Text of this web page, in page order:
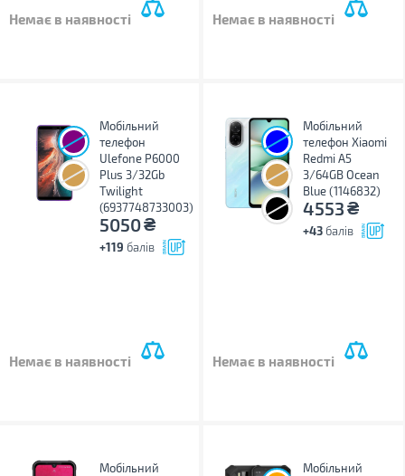
Немає в наявності Немає в наявності
Мобільний
телефон
Ulefone P6000
Plus 3/32Gb
Twilight
(6937748733003)
5050₴
+119 балів
Немає в наявності
Мобільний
телефон Xiaomi
Redmi A5
3/64GB Ocean
Blue (1146832)
4553₴
+43 балів
Немає в наявності
Мобільний
Мобільний